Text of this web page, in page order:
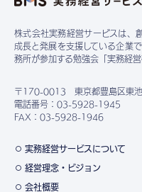
株式会社実務経営サービスは、
成長と発展を支援している企業
務所が参加する勉強会「実務経営
〒170-0013 東京都豊島区東
電話番号：03-5928-1945
FAX：03-5928-1946
実務経営サービスについて
経営理念・ビジョン
会社概要